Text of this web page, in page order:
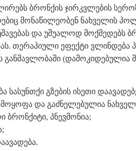
ბრონქის ჯირკვლების
მონაწილეობენ ნახველის
და უშუალოდ მოქმედებს
თერაპიული ეფექტი ვლინდება
განმავლობაში (დამოკიდებულია
სასუნთქი გზების ისეთი
და გაძნელებულია
ბრონქიტი, პნევმონია;